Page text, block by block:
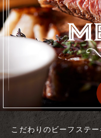
こだわりのビーフステ